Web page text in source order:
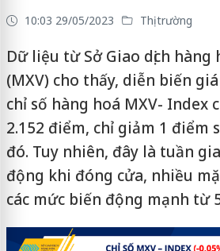
10:03 29/05/2023 Thị trường
Dữ liệu từ Sở Giao dịch hàng
(MXV) cho thấy, diễn biến
chỉ số hàng hoá MXV- Index
2.152 điểm, chỉ giảm 1 điểm
đó. Tuy nhiên, đây là tuần
động khi đóng cửa, nhiều
các mức biến động mạnh từ